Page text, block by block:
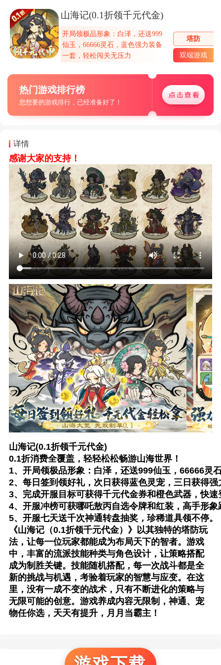
山海记(0.1折领千元代金)
开局领极品形象：白泽，还送999
仙玉，66666灵石，蓝色强力装备
一套，轻松闯关无压力
塔防
双端游戏
热门游戏排行榜
您想要的游戏排行，已经准备好了！
详情
感谢大家的支持！
山海记(0.1折领千元代金)
0.1折消费全覆盖，轻轻松松畅游山海世界！
1、开局领极品形象：白泽，还送999仙玉，66666灵
2、每日签到领好礼，次日获得蓝色灵宠，三日获得
3、完成开服目标可获得千元代金券和橙色武器，快速
4、开服冲榜可获哪吒敖丙自选令牌和红装，高手形象
5、开服七天送千次神通转盘抽奖，珍稀道具领不停。
《山海记（0.1折领千元代金）》以其独特的塔防玩
法，让每一位玩家都能成为布局天下的智者。游戏
中，丰富的流派技能种类与角色设计，让策略搭配
成为制胜关键。技能随机搭配，每一次战斗都是全
新的挑战与机遇，考验着玩家的智慧与应变。在这
里，没有一成不变的战术，只有不断进化的策略与
无限可能的创意。游戏养成内容无限制，神通、宠
物任你选，天天有提升，月月当霸主！